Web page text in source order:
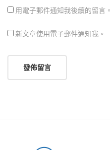
用電子郵件通知我後續的留言。
新文章使用電子郵件通知我。